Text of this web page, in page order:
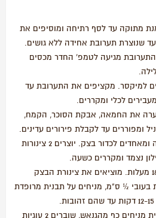
מתוקה עד לסף רתיחה ומוסיפים את
שנוצרת תערובת אחידה ללא גושים.
מגיעה לטמפ' החדר מכסים
למיקסר. מקציפים את התערובת עד
לכלי ומקררים.
את החמאה, אבקת הסוכר, הקמח,
ומפוררים עד לקבלת פירורים עדינים.
מוסיפים מים וביצה טרופה ומאחדים לכדור בצק. יוצרים 2 צינורות
מחממים תנור לחום של 180 מעלות. מוציאים את צינורת הבצק
בעובי ½ ס"מ, מניחים על תבנית מרופדת
להרכבת המנה: בכוס זכוכית מניחים כף מהגנאש, שוברים 2 עוגיות